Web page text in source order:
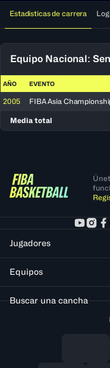
Estadísticas de carrera
Equipo Nacional:
AÑO EVENTO
2005 FIBA Asia
Media total
Jugadores
Equipos
Buscar una cancha